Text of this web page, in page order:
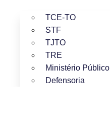
TCE-TO
STF
TJTO
TRE
Ministério Público
Defensoria